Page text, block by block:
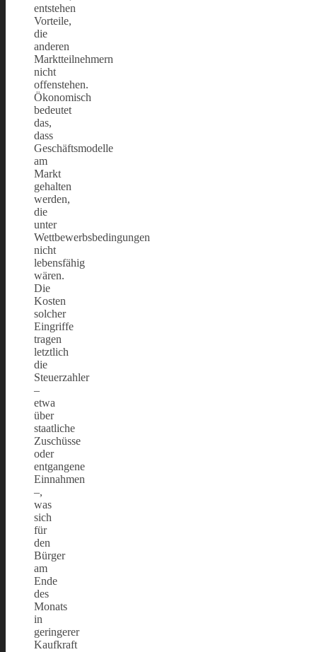
entstehen
Vorteile,
die
anderen
Marktteilnehmern
nicht
offenstehen.
Ökonomisch
bedeutet
das,
dass
Geschäftsmodelle
am
Markt
gehalten
werden,
die
unter
Wettbewerbsbedingungen
nicht
lebensfähig
wären.
Die
Kosten
solcher
Eingriffe
tragen
letztlich
die
Steuerzahler
–
etwa
über
staatliche
Zuschüsse
oder
entgangene
Einnahmen
–,
was
sich
für
den
Bürger
am
Ende
des
Monats
in
geringerer
Kaufkraft